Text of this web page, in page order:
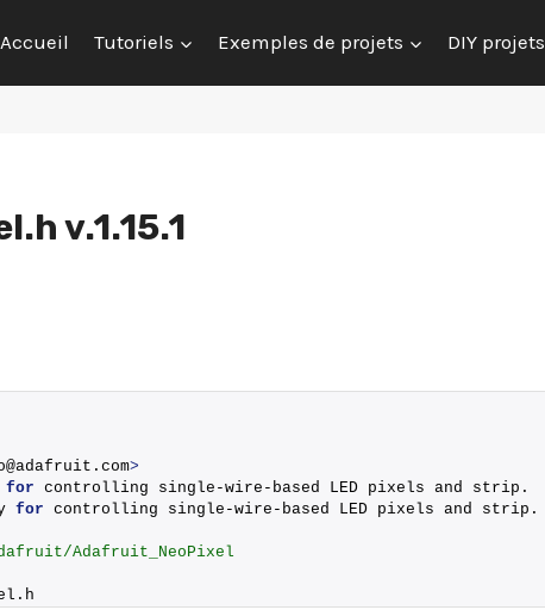
Accueil Tutoriels Exemples de projets DIY projets
v.1.15.1
com>
for controlling single-wire-based LED pixels and strip.
for controlling single-wire-based LED pixels and strip.
Adafruit_NeoPixel
h